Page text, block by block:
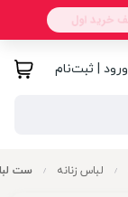
ورود | ثبت‌نام
/ لباس زنانه / ست